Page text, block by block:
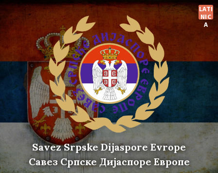
Skip
to
content
Skip
to
main
navigation
Skip
to
footer
LATI
NIC
A
Savez Srpske Dijaspore Evrope
Савез Српске Дијаспоре Европе